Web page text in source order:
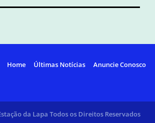
Home Últimas Notícias Anuncie Conosco
da Lapa Todos os Direitos Reservados